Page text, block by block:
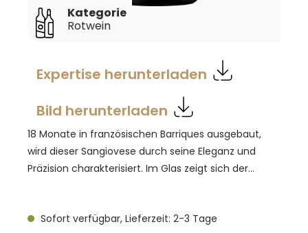
Kategorie
Rotwein
Expertise herunterladen
Bild herunterladen
18 Monate in französischen Barriques ausgebaut,
wird dieser Sangiovese durch seine Eleganz und
Präzision charakterisiert. Im Glas zeigt sich der
Sauerkirsche und Johannisbeere gepaart mit
Sofort verfügbar, Lieferzeit: 2-3 Tage